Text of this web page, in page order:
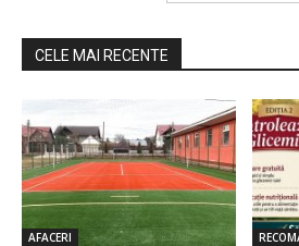
CELE MAI RECENTE
AFACERI